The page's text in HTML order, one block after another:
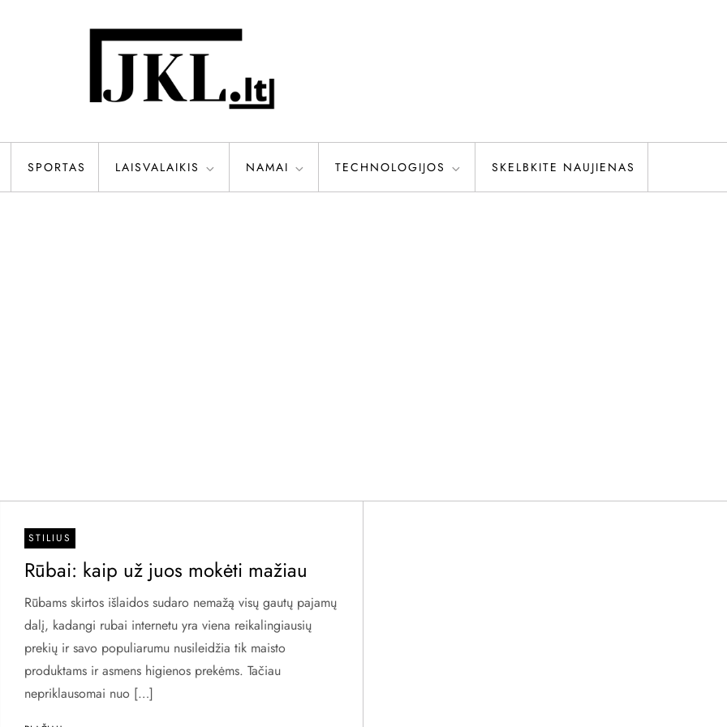
SPORTAS LAISVALAIKIS NAMAI TECHNOLOGIJOS SKELBKITE NAUJIENAS
STILIUS
Rūbai: kaip už juos mokėti mažiau
Rūbams skirtos išlaidos sudaro nemažą visų gautų pajamų
dalį, kadangi rubai internetu yra viena reikalingiausių
prekių ir savo populiarumu nusileidžia tik maisto
produktams ir asmens higienos prekėms. Tačiau
nepriklausomai nuo […]